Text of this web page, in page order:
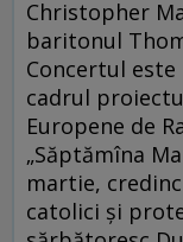
Christopher
baritonul
Concertul este
cadrul
Europene de
„Săptămîna
martie,
catolici și